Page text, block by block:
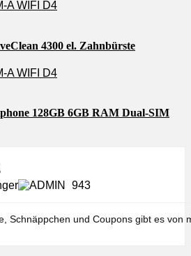
4300 el. Zahnbürste
128GB 6GB RAM Dual-SIM
943
Schnäppchen und Coupons gibt es von